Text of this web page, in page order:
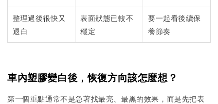
整理過後很快又
退白
表面狀態已較不
穩定
要一起看後續保
養節奏
車內塑膠變白後，恢復方向該怎麼想？
第一個重點通常不是急著找最亮、最黑的效果，而是先把表